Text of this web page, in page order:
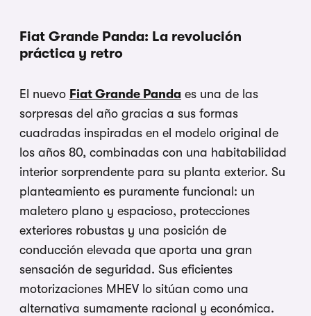
Fiat Grande Panda: La revolución
práctica y retro
El nuevo Fiat Grande Panda es una de las
sorpresas del año gracias a sus formas
cuadradas inspiradas en el modelo original de
los años 80, combinadas con una habitabilidad
interior sorprendente para su planta exterior. Su
planteamiento es puramente funcional: un
maletero plano y espacioso, protecciones
exteriores robustas y una posición de
conducción elevada que aporta una gran
sensación de seguridad. Sus eficientes
motorizaciones MHEV lo sitúan como una
alternativa sumamente racional y económica.